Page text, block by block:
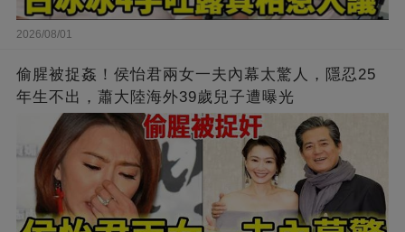
2026/08/01
偷腥被捉姦！侯怡君兩女一夫內幕太驚人，隱忍25
年生不出，蕭大陸海外39歲兒子遭曝光